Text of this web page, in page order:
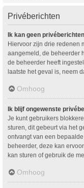
Privéberichten
Ik kan geen
Hiervoor zijn drie redenen
aangemeld, de beheerder
de beheerder heeft
laatste het geval is, neem
Omhoog
Ik blijf ongewenste
Je kunt gebruikers
sturen, dit gebeurt via het
ontvangt van een
beheerder, deze kan
kan sturen of gebruik de
Omhoog